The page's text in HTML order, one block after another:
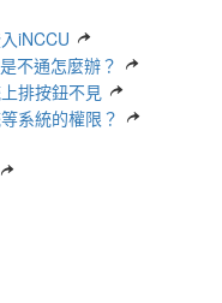
iNCCU
不通怎麼辦？
排按鈕不見
系統的權限？